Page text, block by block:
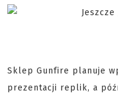
Sklep Gunfire planuje
prezentacji replik, a